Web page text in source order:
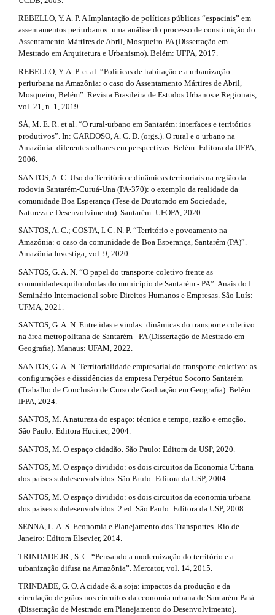
REBELLO, Y. A. P. A Implantação de políticas públicas “espaciais” em
assentamentos periurbanos: uma análise do processo de constituição do
Assentamento Mártires de Abril, Mosqueiro-PA (Dissertação em
Mestrado em Arquitetura e Urbanismo). Belém: UFPA, 2017.
REBELLO, Y. A. P. et al. “Políticas de habitação e a urbanização
periurbana na Amazônia: o caso do Assentamento Mártires de Abril,
Mosqueiro, Belém”. Revista Brasileira de Estudos Urbanos e Regionais,
vol. 21, n. 1, 2019.
SÁ, M. E. R. et al. “O rural-urbano em Santarém: interfaces e territórios
produtivos”. In: CARDOSO, A. C. D. (orgs.). O rural e o urbano na
Amazônia: diferentes olhares em perspectivas. Belém: Editora da UFPA,
2006.
SANTOS, A. C. Uso do Território e dinâmicas territoriais na região da
rodovia Santarém-Curuá-Una (PA-370): o exemplo da realidade da
comunidade Boa Esperança (Tese de Doutorado em Sociedade,
Natureza e Desenvolvimento). Santarém: UFOPA, 2020.
SANTOS, A. C.; COSTA, I. C. N. P. “Território e povoamento na
Amazônia: o caso da comunidade de Boa Esperança, Santarém (PA)”.
Amazônia Investiga, vol. 9, 2020.
SANTOS, G. A. N. “O papel do transporte coletivo frente as
comunidades quilombolas do município de Santarém - PA”. Anais do I
Seminário Internacional sobre Direitos Humanos e Empresas. São Luís:
UFMA, 2021.
SANTOS, G. A. N. Entre idas e vindas: dinâmicas do transporte coletivo
na área metropolitana de Santarém - PA (Dissertação de Mestrado em
Geografia). Manaus: UFAM, 2022.
SANTOS, G. A. N. Territorialidade empresarial do transporte coletivo: as
configurações e dissidências da empresa Perpétuo Socorro Santarém
(Trabalho de Conclusão de Curso de Graduação em Geografia). Belém:
IFPA, 2024.
SANTOS, M. A natureza do espaço: técnica e tempo, razão e emoção.
São Paulo: Editora Hucitec, 2004.
SANTOS, M. O espaço cidadão. São Paulo: Editora da USP, 2020.
SANTOS, M. O espaço dividido: os dois circuitos da Economia Urbana
dos países subdesenvolvidos. São Paulo: Editora da USP, 2004.
SANTOS, M. O espaço dividido: os dois circuitos da economia urbana
dos países subdesenvolvidos. 2 ed. São Paulo: Editora da USP, 2008.
SENNA, L. A. S. Economia e Planejamento dos Transportes. Rio de
Janeiro: Editora Elsevier, 2014.
TRINDADE JR., S. C. “Pensando a modernização do território e a
urbanização difusa na Amazônia”. Mercator, vol. 14, 2015.
TRINDADE, G. O. A cidade & a soja: impactos da produção e da
circulação de grãos nos circuitos da economia urbana de Santarém-Pará
(Dissertação de Mestrado em Planejamento do Desenvolvimento).